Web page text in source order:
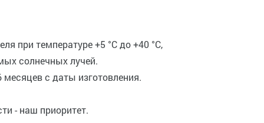
при температуре +5 °C до +40 °C,
солнечных лучей.
с даты изготовления.
- наш приоритет.